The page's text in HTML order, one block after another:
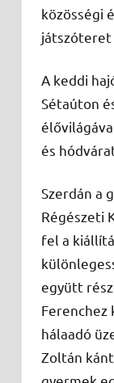
közösségi
A keddi
Sétaúton
és
Szerdán a
Régészeti
fel a
együtt
Ferenchez
hálaadó
Zoltán